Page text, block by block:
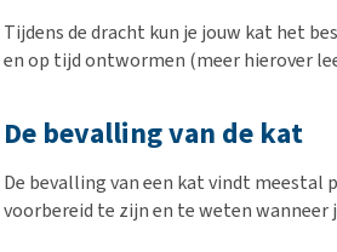
Tijdens de dracht kun je jouw kat het
en op tijd ontwormen (meer hierover
De bevalling van de kat
De bevalling van een kat vindt meestal
voorbereid te zijn en te weten wanneer